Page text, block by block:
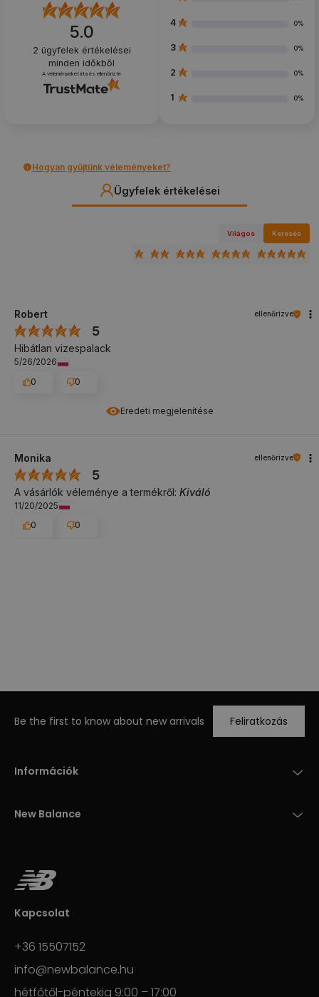
5.0
2 ügyfelek értékelései
minden időkből
A véleményeket írta és ellenőrizte
4 0%
3 0%
2 0%
1 0%
Hogyan gyűjtünk véleményeket?
Ügyfelek értékelései
Világos Keresés
Eredeti megjelenítése
Robert ellenőrizve
5
Hibátlan vizespalack
5/26/2026
0
0
Monika ellenőrizve
5
A vásárlók véleménye a termékről: Kiváló
11/20/2025
0
0
Be the first to know about new arrivals Feliratkozás
Információk
New Balance
Kapcsolat
+36 15507152
info@newbalance.hu
hétfőtől-péntekig 9:00 – 17:00